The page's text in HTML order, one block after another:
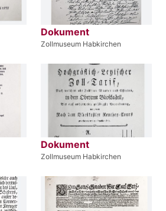
Dokument
Zollmuseum Habkirchen
Dokument
Zollmuseum Habkirchen